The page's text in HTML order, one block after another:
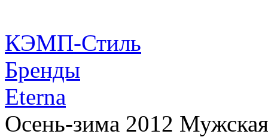
КЭМП-Стиль
Бренды
Eterna
Осень-зима 2012